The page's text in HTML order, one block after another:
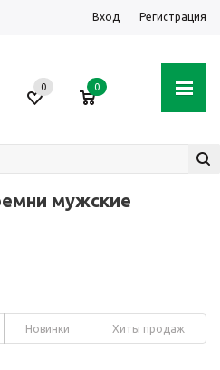
Вход Регистрация
0 0
мужские
Новинки Хиты продаж